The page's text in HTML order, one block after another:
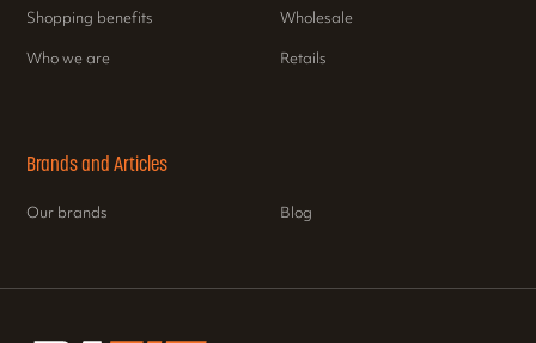
Shopping benefits
Who we are
Wholesale
Retails
Brands and Articles
Our brands Blog